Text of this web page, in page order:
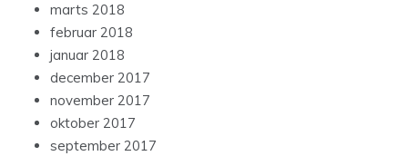
marts 2018
februar 2018
januar 2018
december 2017
november 2017
oktober 2017
september 2017